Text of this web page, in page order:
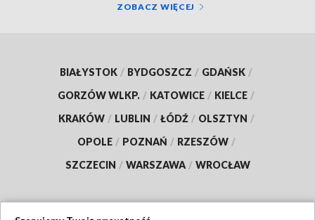
ZOBACZ WIĘCEJ
BIAŁYSTOK / BYDGOSZCZ / GDAŃSK /
GORZÓW WLKP. / KATOWICE / KIELCE /
KRAKÓW / LUBLIN / ŁÓDŹ / OLSZTYN /
OPOLE / POZNAŃ / RZESZÓW /
SZCZECIN / WARSZAWA / WROCŁAW